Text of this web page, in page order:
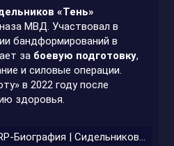
«Тень»
МВД. Участвовал в
бандформирований в
за боевую подготовку,
и силовые операции.
в 2022 году после
здоровья.
| Сидельников Дмитрий Алексеевич | 270-342